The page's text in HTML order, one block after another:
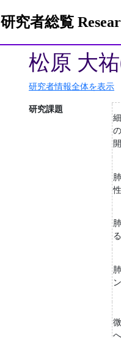
研究者総覧
松原 大
研究者情報全体を表示
研究課題